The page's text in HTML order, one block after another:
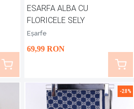
ESARFA ALBA CU
FLORICELE SELY
Eșarfe
69,99 RON
-28%